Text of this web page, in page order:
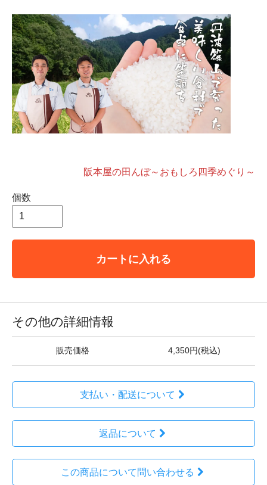
阪本屋の田んぼ～おもしろ四季めぐり～
個数
カートに入れる
その他の詳細情報
販売価格 4,350円(税込)
支払い・配送について
返品について
この商品について問い合わせる